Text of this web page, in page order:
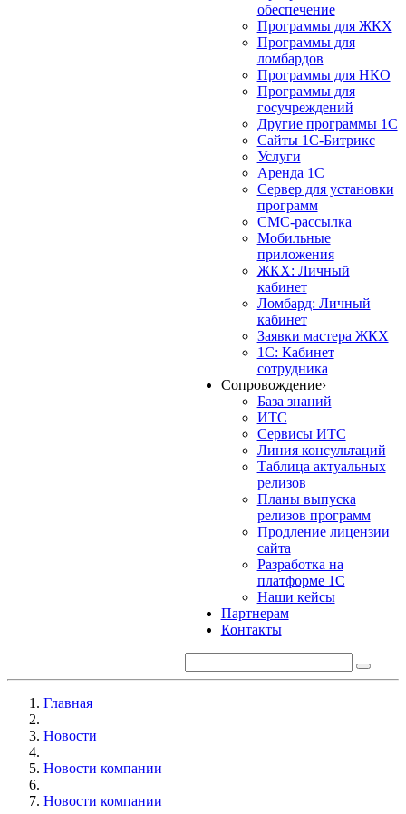
обеспечение
Программы для ЖКХ
Программы для
ломбардов
Программы для НКО
Программы для
госучреждений
Другие программы 1С
Сайты 1С-Битрикс
Услуги
Аренда 1С
Сервер для установки
программ
СМС-рассылка
Мобильные
приложения
ЖКХ: Личный
кабинет
Ломбард: Личный
кабинет
Заявки мастера ЖКХ
1С: Кабинет
сотрудника
Сопровождение›
База знаний
ИТС
Сервисы ИТС
Линия консультаций
Таблица актуальных
релизов
Планы выпуска
релизов программ
Продление лицензии
сайта
Разработка на
платформе 1С
Наши кейсы
Партнерам
Контакты
Главная
Новости
Новости компании
Новости компании